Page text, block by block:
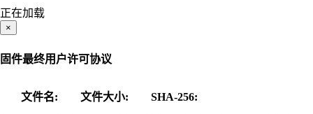
正在加载
×
固件最终用户许可协议
文件名: 文件大小: SHA-256: